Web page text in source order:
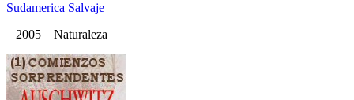
Sudamerica Salvaje
2005 Naturaleza